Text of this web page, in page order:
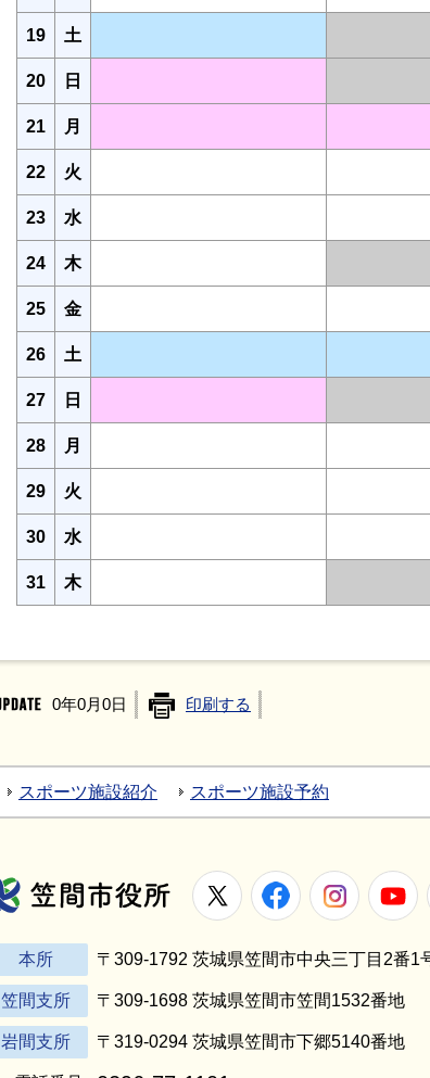
19 土
20 日
21 月
22 火
23 水
24 木
25 金
26 土
27 日
28 月
29 火
30 水
31 木
0年0月0日 印刷する
スポーツ施設紹介 スポーツ施設予約
笠間市役所
X Facebook
本所 〒309-1792 茨城県笠間市中央三丁目2番1
笠間支所 〒309-1698 茨城県笠間市笠間1532番地
岩間支所 〒319-0294 茨城県笠間市下郷5140番地